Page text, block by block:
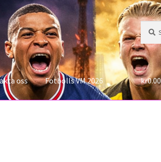
Sök
efter:
Sök
oss Fotbolls VM 2026 kr0.00